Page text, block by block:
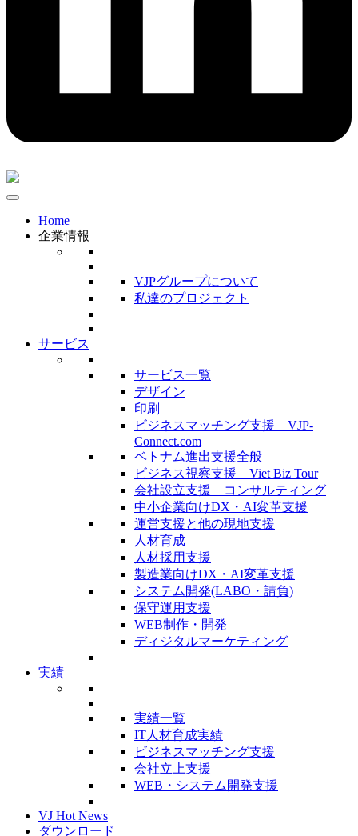
Home
企業情報
VJPグループについて
私達のプロジェクト
サービス
サービス一覧
デザイン
印刷
ビジネスマッチング支援 VJP-
Connect.com
ベトナム進出支援全般
ビジネス視察支援 Viet Biz Tour
会社設立支援 コンサルティング
中小企業向けDX・AI変革支援
運営支援と他の現地支援
人材育成
人材採用支援
製造業向けDX・AI変革支援
システム開発(LABO・請負)
保守運用支援
WEB制作・開発
ディジタルマーケティング
実績
実績一覧
IT人材育成実績
ビジネスマッチング支援
会社立上支援
WEB・システム開発支援
VJ Hot News
ダウンロード